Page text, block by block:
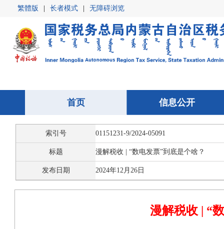
繁體版 长者模式 无障碍浏览
首页 信息公开
首页 信息公开
索引号 01151231-9/2024-05091
标题 漫解税收 | “数电发票”到底是个啥？
发布日期 2024年12月26日
漫解税收 | “